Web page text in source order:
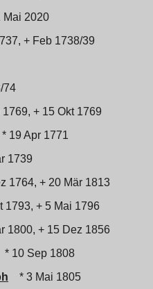
Mai 2020
+ Feb 1738/39
74
+ 15 Okt 1769
* 19 Apr 1771
1739
1764, + 20 Mär 1813
1793, + 5 Mai 1796
1800, + 15 Dez 1856
* 10 Sep 1808
* 3 Mai 1805